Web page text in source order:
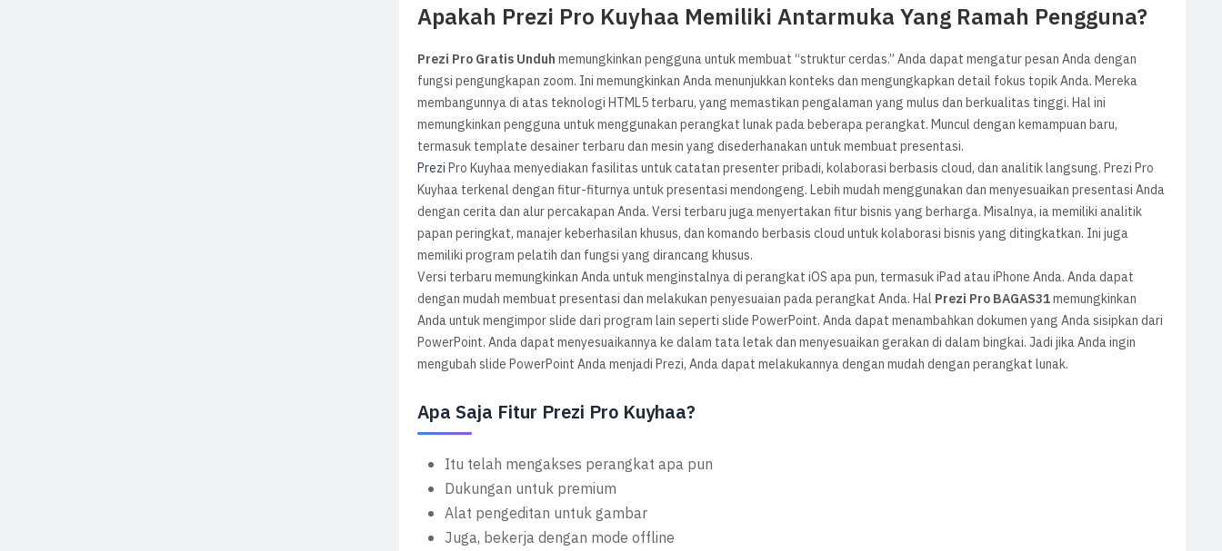
Apakah Prezi Pro Kuyhaa Memiliki Antarmuka Yang Ramah Pengguna?
Prezi Pro Gratis Unduhmemungkinkan pengguna untuk membuat “struktur cerdas.” Anda dapat mengatur pesan Anda dengan
fungsi pengungkapan zoom. Ini memungkinkan Anda menunjukkan konteks dan mengungkapkan detail fokus topik Anda. Mereka
membangunnya di atas teknologi HTML5 terbaru, yang memastikan pengalaman yang mulus dan berkualitas tinggi. Hal ini
memungkinkan pengguna untuk menggunakan perangkat lunak pada beberapa perangkat. Muncul dengan kemampuan baru,
termasuk template desainer terbaru dan mesin yang disederhanakan untuk membuat presentasi.
PreziPro Kuyhaa menyediakan fasilitas untuk catatan presenter pribadi, kolaborasi berbasis cloud, dan analitik langsung. Prezi Pro
Kuyhaa terkenal dengan fitur-fiturnya untuk presentasi mendongeng. Lebih mudah menggunakan dan menyesuaikan presentasi Anda
dengan cerita dan alur percakapan Anda. Versi terbaru juga menyertakan fitur bisnis yang berharga. Misalnya, ia memiliki analitik
papan peringkat, manajer keberhasilan khusus, dan komando berbasis cloud untuk kolaborasi bisnis yang ditingkatkan. Ini juga
memiliki program pelatih dan fungsi yang dirancang khusus.
Versi terbaru memungkinkan Anda untuk menginstalnya di perangkat iOS apa pun, termasuk iPad atau iPhone Anda. Anda dapat
dengan mudah membuat presentasi dan melakukan penyesuaian pada perangkat Anda. Hal Prezi ProBAGAS31memungkinkan
Anda untuk mengimpor slide dari program lain seperti slide PowerPoint. Anda dapat menambahkan dokumen yang Anda sisipkan dari
PowerPoint. Anda dapat menyesuaikannya ke dalam tata letak dan menyesuaikan gerakan di dalam bingkai. Jadi jika Anda ingin
mengubah slide PowerPoint Anda menjadi Prezi, Anda dapat melakukannya dengan mudah dengan perangkat lunak.
Apa Saja Fitur Prezi Pro Kuyhaa?
Itu telah mengakses perangkat apa pun
Dukungan untuk premium
Alat pengeditan untuk gambar
Juga, bekerja dengan mode offline